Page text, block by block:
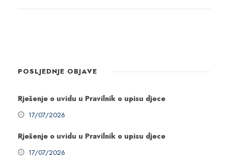
POSLJEDNJE OBJAVE
Rješenje o uvidu u Pravilnik o upisu djece
17/07/2026
Rješenje o uvidu u Pravilnik o upisu djece
17/07/2026